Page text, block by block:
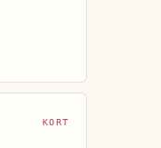
KORT